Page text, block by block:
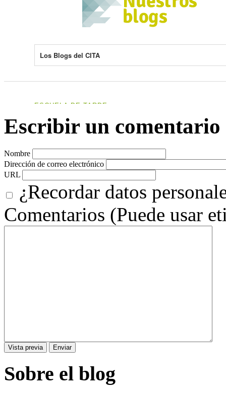
Escribir un comentario
Nombre
Dirección de correo electrónico
URL
¿Recordar datos
Comentarios (Puede usar
Sobre el blog